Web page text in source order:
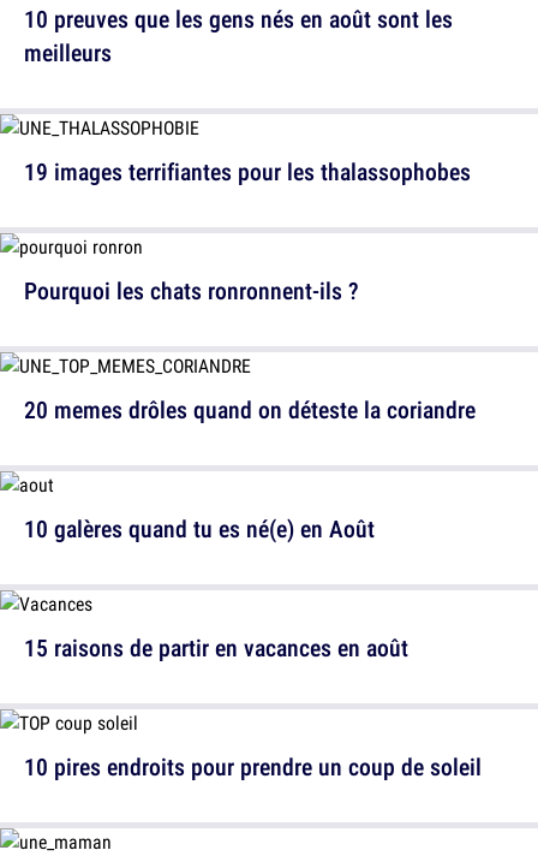
10 preuves que les gens nés en août sont les
meilleurs
Pourquoi les chats ronronnent-ils ?
10 galères quand tu es né(e) en Août
10 pires endroits pour prendre un coup de soleil
19 images terrifiantes pour les thalassophobes
20 memes drôles quand on déteste la coriandre
15 raisons de partir en vacances en août